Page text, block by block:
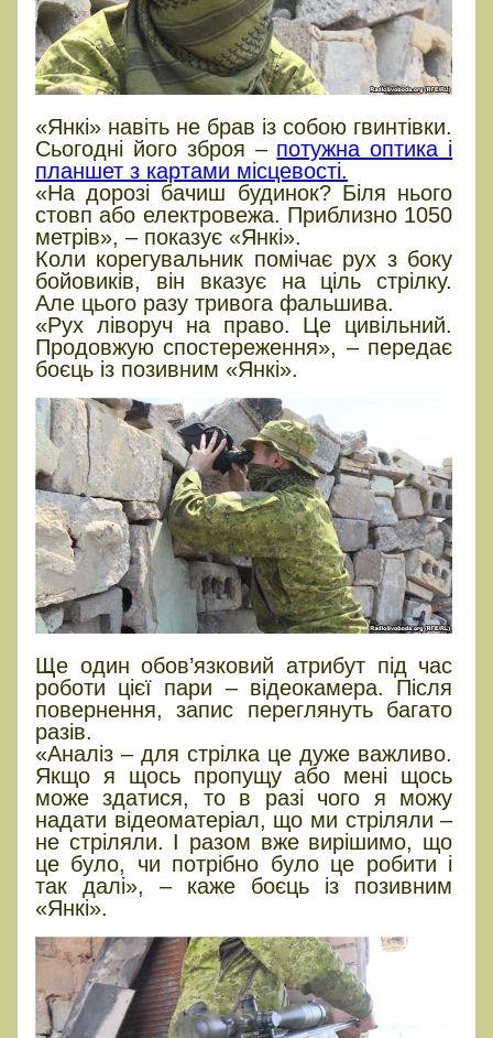
«Янкі» навіть не брав із собою гвинтівки.
Сьогодні його зброя – потужна оптика і
планшет з картами місцевості.
«На дорозі бачиш будинок? Біля нього
стовп або електровежа. Приблизно 1050
метрів», – показує «Янкі».
Коли корегувальник помічає рух з боку
бойовиків, він вказує на ціль стрілку.
Але цього разу тривога фальшива.
«Рух ліворуч на право. Це цивільний.
Продовжую спостереження», – передає
боєць із позивним «Янкі».
Ще один обов’язковий атрибут під час
роботи цієї пари – відеокамера. Після
повернення, запис переглянуть багато
разів.
«Аналіз – для стрілка це дуже важливо.
Якщо я щось пропущу або мені щось
може здатися, то в разі чого я можу
надати відеоматеріал, що ми стріляли –
не стріляли. І разом вже вирішимо, що
це було, чи потрібно було це робити і
так далі», – каже боєць із позивним
«Янкі».